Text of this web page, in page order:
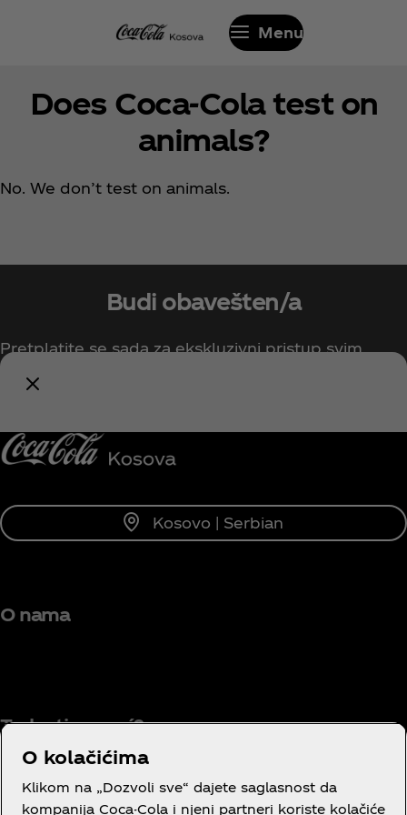
Menu
Does Coca‑Cola test on
animals?
No. We don’t test on animals.
Budi obavešten/a
Pretplatite se sada za ekskluzivni pristup svim
stvarima vezanim za Coca‑Cola!
Kosovo | Serbian
O nama
Treba ti pomoć?
Pravni podaci
O kolačićima
Klikom na „Dozvoli sve“ dajete saglasnost da
kompanija Coca-Cola i njeni partneri koriste kolačiće